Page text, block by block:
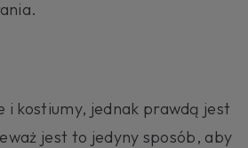
i kostiumy, jednak prawdą jest
jest to jedyny sposób, aby